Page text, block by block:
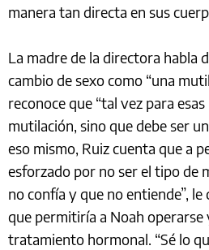
manera tan directa en sus
La madre de la directora habla
cambio de sexo como “una
reconoce que “tal vez para
mutilación, sino que debe ser
eso mismo, Ruiz cuenta que a
esforzado por no ser el tipo de
no confía y que no entiende”,
que permitiría a Noah operarse
tratamiento hormonal. “Sé lo